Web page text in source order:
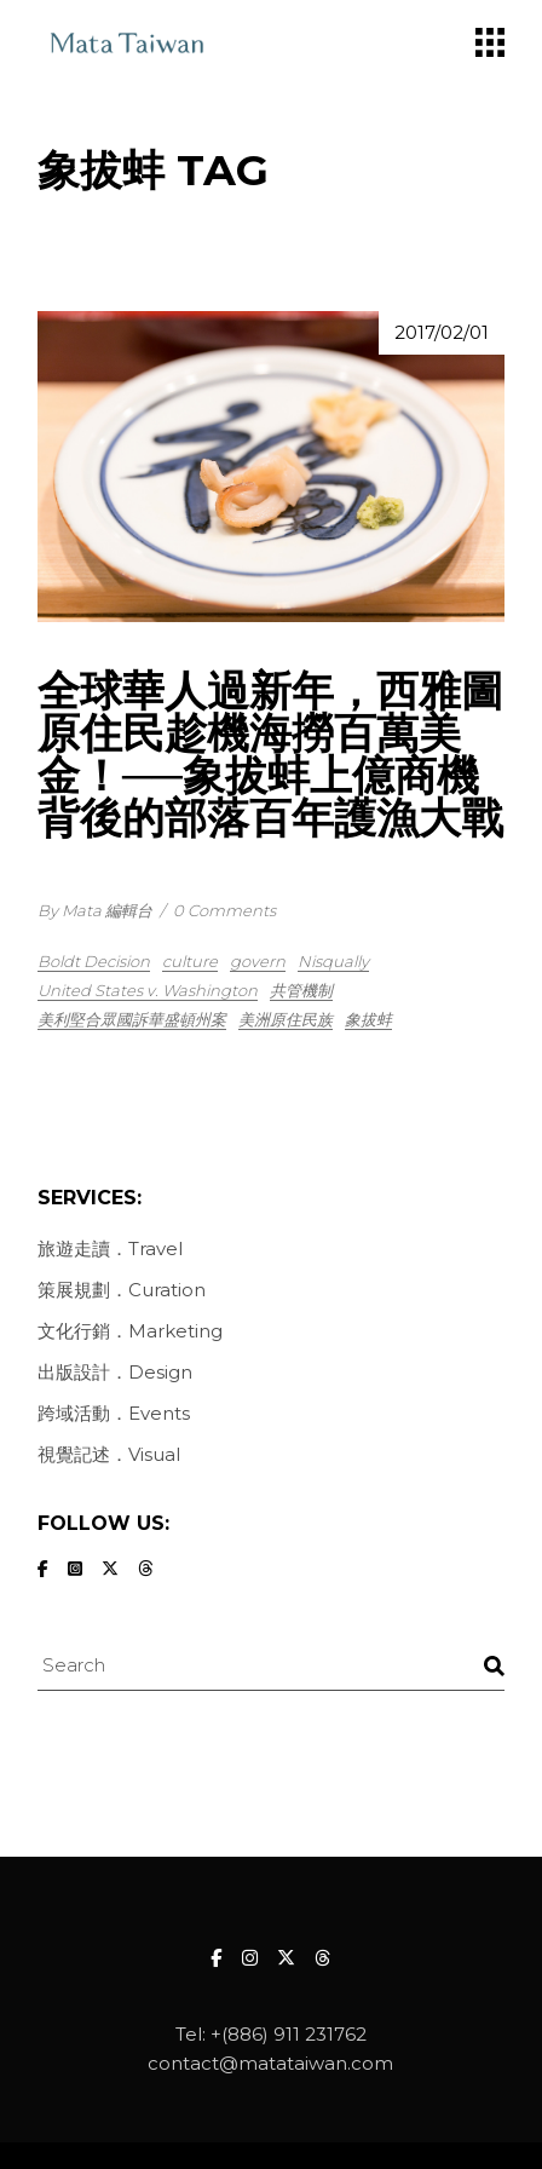
象拔蚌 TAG
2017/02/01
全球華人過新年，西雅圖
原住民趁機海撈百萬美
金！──象拔蚌上億商機
背後的部落百年護漁大戰
By Mata 編輯台 / 0 Comments
Boldt Decision culture govern
Nisqually
United States v. Washington
共管機制
美利堅合眾國訴華盛頓州案
美洲原住民族 象拔蚌
SERVICES:
旅遊走讀．Travel
策展規劃．Curation
文化行銷．Marketing
出版設計．Design
跨域活動．Events
視覺記述．Visual
FOLLOW US:
Search
Tel: +(886) 911 231762
contact@matataiwan.com